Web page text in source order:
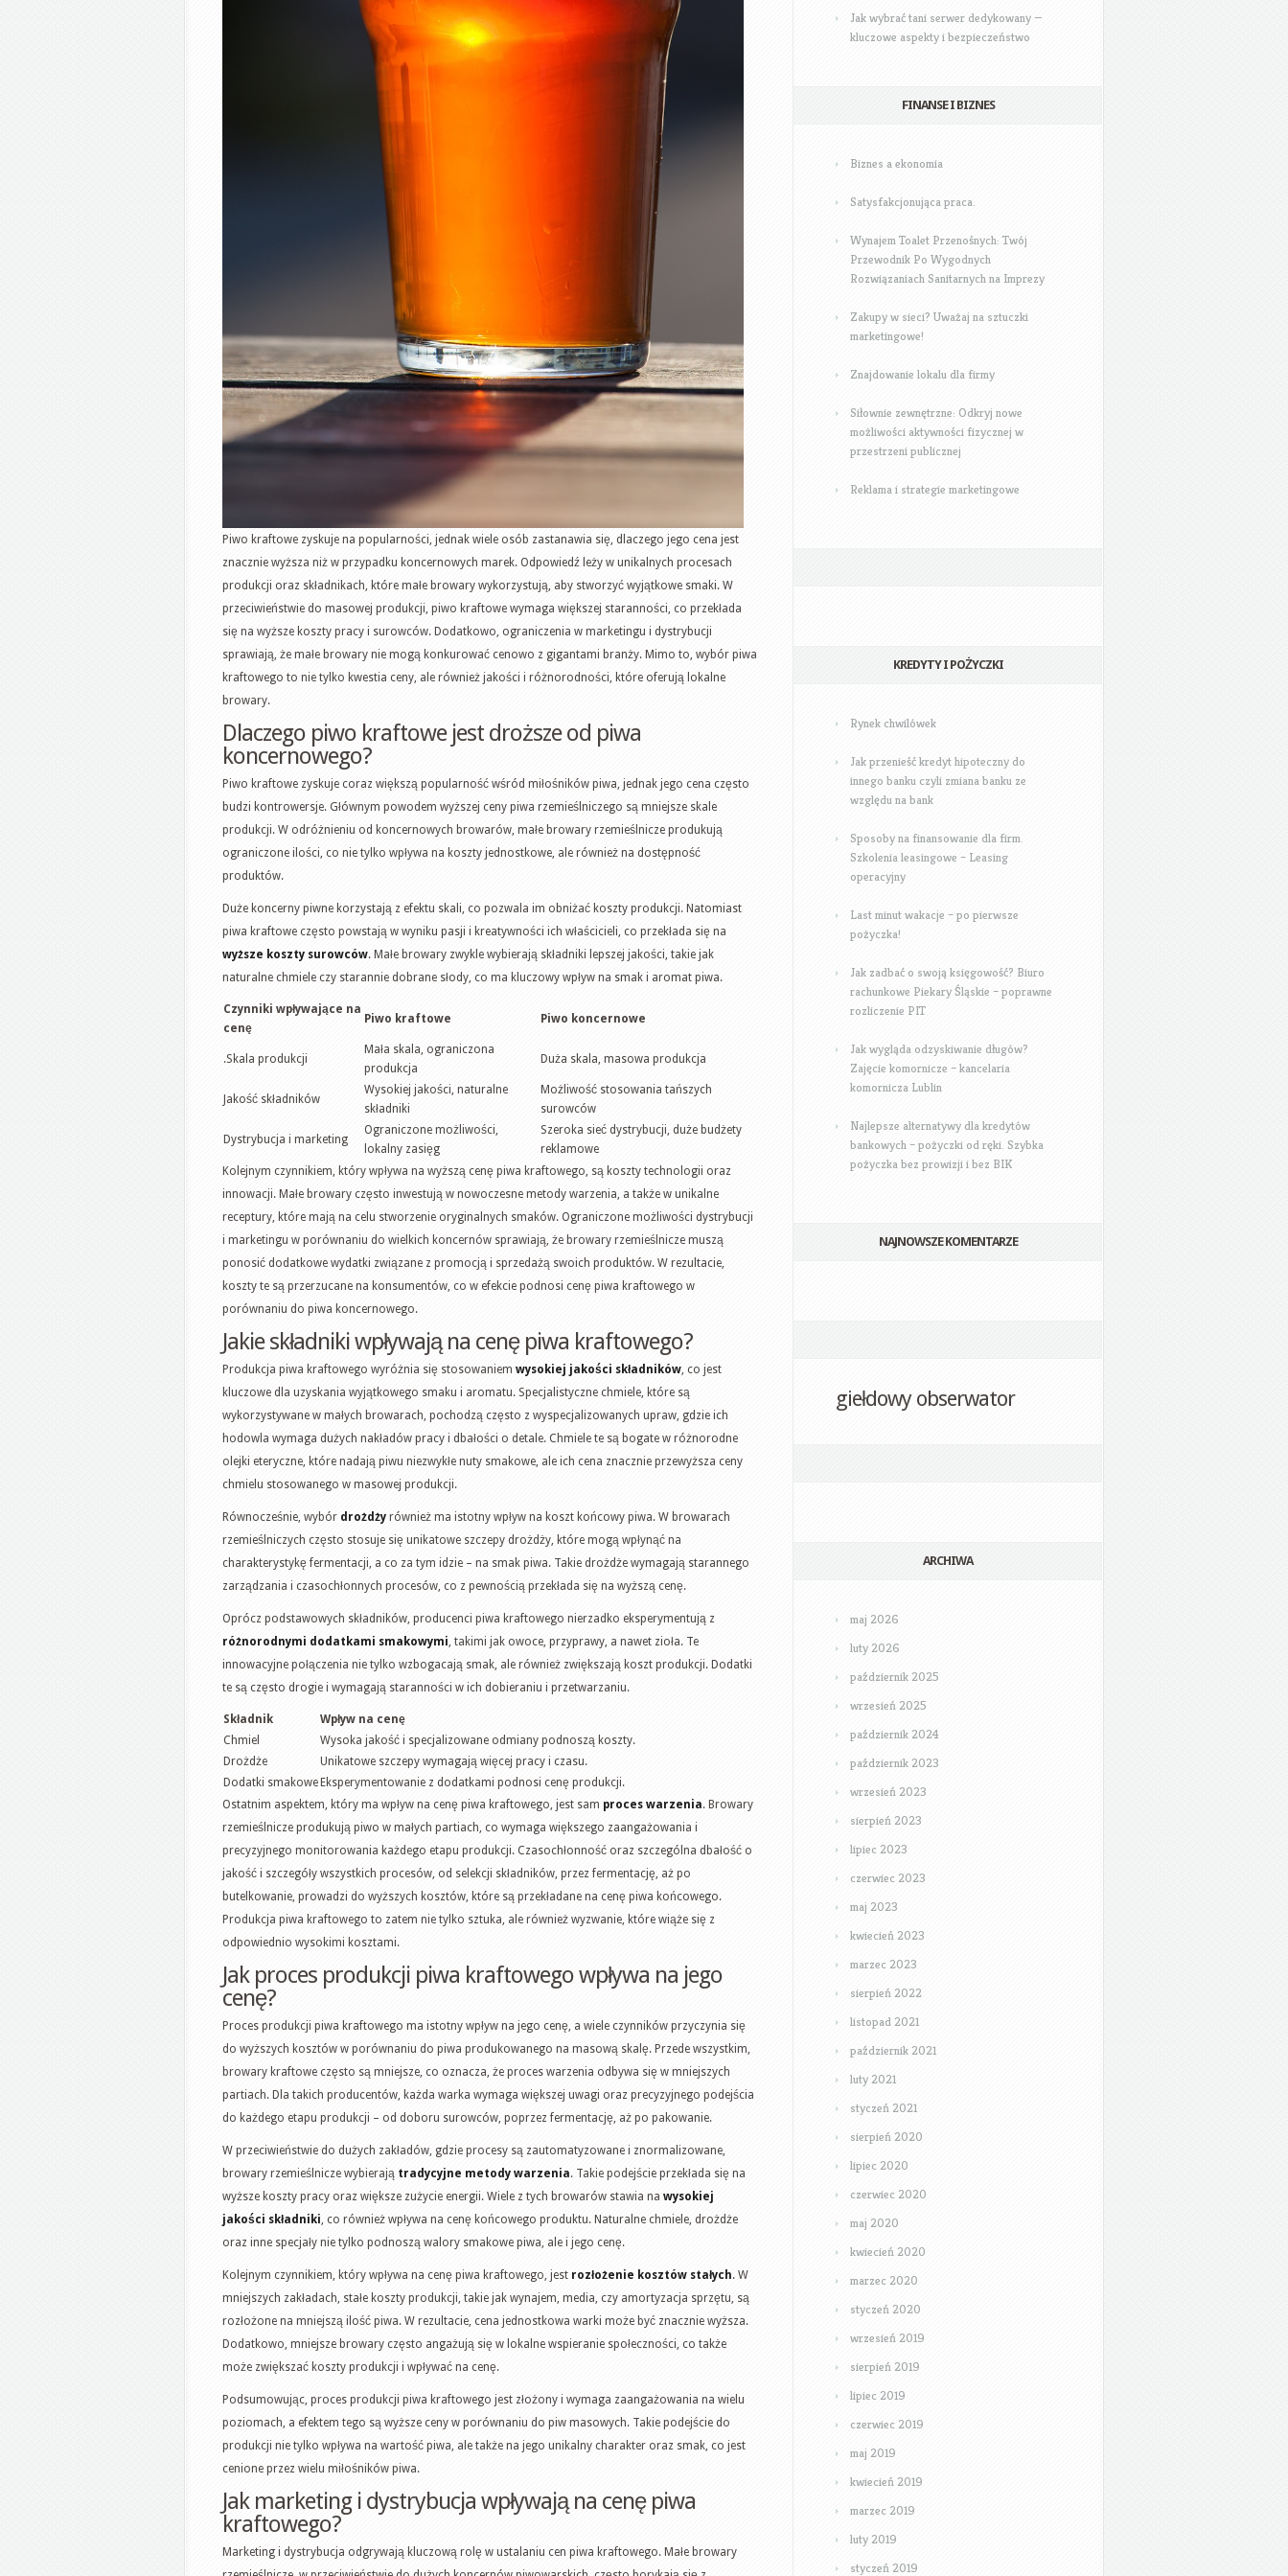
Piwo kraftowe zyskuje na popularności, jednak wiele osób zastanawia się, dlaczego jego cena jest
znacznie wyższa niż w przypadku koncernowych marek. Odpowiedź leży w unikalnych procesach
produkcji oraz składnikach, które małe browary wykorzystują, aby stworzyć wyjątkowe smaki. W
przeciwieństwie do masowej produkcji, piwo kraftowe wymaga większej staranności, co przekłada
się na wyższe koszty pracy i surowców. Dodatkowo, ograniczenia w marketingu i dystrybucji
sprawiają, że małe browary nie mogą konkurować cenowo z gigantami branży. Mimo to, wybór piwa
kraftowego to nie tylko kwestia ceny, ale również jakości i różnorodności, które oferują lokalne
browary.
Dlaczego piwo kraftowe jest droższe od piwa
koncernowego?
Piwo kraftowe zyskuje coraz większą popularność wśród miłośników piwa, jednak jego cena często
budzi kontrowersje. Głównym powodem wyższej ceny piwa rzemieślniczego są mniejsze skale
produkcji. W odróżnieniu od koncernowych browarów, małe browary rzemieślnicze produkują
ograniczone ilości, co nie tylko wpływa na koszty jednostkowe, ale również na dostępność
produktów.
Duże koncerny piwne korzystają z efektu skali, co pozwala im obniżać koszty produkcji. Natomiast
piwa kraftowe często powstają w wyniku pasji i kreatywności ich właścicieli, co przekłada się na
wyższe koszty surowców. Małe browary zwykle wybierają składniki lepszej jakości, takie jak
naturalne chmiele czy starannie dobrane słody, co ma kluczowy wpływ na smak i aromat piwa.
Czynniki wpływające na
cenę
Piwo kraftowe Piwo koncernowe
.Skala produkcji
Mała skala, ograniczona
produkcja
Duża skala, masowa produkcja
Jakość składników
Wysokiej jakości, naturalne
składniki
Możliwość stosowania tańszych
surowców
Dystrybucja i marketing
Ograniczone możliwości,
lokalny zasięg
Szeroka sieć dystrybucji, duże budżety
reklamowe
Kolejnym czynnikiem, który wpływa na wyższą cenę piwa kraftowego, są koszty technologii oraz
innowacji. Małe browary często inwestują w nowoczesne metody warzenia, a także w unikalne
receptury, które mają na celu stworzenie oryginalnych smaków. Ograniczone możliwości dystrybucji
i marketingu w porównaniu do wielkich koncernów sprawiają, że browary rzemieślnicze muszą
ponosić dodatkowe wydatki związane z promocją i sprzedażą swoich produktów. W rezultacie,
koszty te są przerzucane na konsumentów, co w efekcie podnosi cenę piwa kraftowego w
porównaniu do piwa koncernowego.
Jakie składniki wpływają na cenę piwa kraftowego?
Produkcja piwa kraftowego wyróżnia się stosowaniem wysokiej jakości składników, co jest
kluczowe dla uzyskania wyjątkowego smaku i aromatu. Specjalistyczne chmiele, które są
wykorzystywane w małych browarach, pochodzą często z wyspecjalizowanych upraw, gdzie ich
hodowla wymaga dużych nakładów pracy i dbałości o detale. Chmiele te są bogate w różnorodne
olejki eteryczne, które nadają piwu niezwykłe nuty smakowe, ale ich cena znacznie przewyższa ceny
chmielu stosowanego w masowej produkcji.
Równocześnie, wybór drożdży również ma istotny wpływ na koszt końcowy piwa. W browarach
rzemieślniczych często stosuje się unikatowe szczepy drożdży, które mogą wpłynąć na
charakterystykę fermentacji, a co za tym idzie – na smak piwa. Takie drożdże wymagają starannego
zarządzania i czasochłonnych procesów, co z pewnością przekłada się na wyższą cenę.
Oprócz podstawowych składników, producenci piwa kraftowego nierzadko eksperymentują z
różnorodnymi dodatkami smakowymi, takimi jak owoce, przyprawy, a nawet zioła. Te
innowacyjne połączenia nie tylko wzbogacają smak, ale również zwiększają koszt produkcji. Dodatki
te są często drogie i wymagają staranności w ich dobieraniu i przetwarzaniu.
Składnik
Wpływ na cenę
Chmiel
Wysoka jakość i specjalizowane odmiany podnoszą koszty.
Drożdże
Unikatowe szczepy wymagają więcej pracy i czasu.
Dodatki smakowe Eksperymentowanie z dodatkami podnosi cenę produkcji.
Ostatnim aspektem, który ma wpływ na cenę piwa kraftowego, jest sam proces warzenia. Browary
rzemieślnicze produkują piwo w małych partiach, co wymaga większego zaangażowania i
precyzyjnego monitorowania każdego etapu produkcji. Czasochłonność oraz szczególna dbałość o
jakość i szczegóły wszystkich procesów, od selekcji składników, przez fermentację, aż po
butelkowanie, prowadzi do wyższych kosztów, które są przekładane na cenę piwa końcowego.
Produkcja piwa kraftowego to zatem nie tylko sztuka, ale również wyzwanie, które wiąże się z
odpowiednio wysokimi kosztami.
Jak proces produkcji piwa kraftowego wpływa na jego
cenę?
Proces produkcji piwa kraftowego ma istotny wpływ na jego cenę, a wiele czynników przyczynia się
do wyższych kosztów w porównaniu do piwa produkowanego na masową skalę. Przede wszystkim,
browary kraftowe często są mniejsze, co oznacza, że proces warzenia odbywa się w mniejszych
partiach. Dla takich producentów, każda warka wymaga większej uwagi oraz precyzyjnego podejścia
do każdego etapu produkcji – od doboru surowców, poprzez fermentację, aż po pakowanie.
W przeciwieństwie do dużych zakładów, gdzie procesy są zautomatyzowane i znormalizowane,
browary rzemieślnicze wybierają tradycyjne metody warzenia. Takie podejście przekłada się na
wyższe koszty pracy oraz większe zużycie energii. Wiele z tych browarów stawia na wysokiej
jakości składniki, co również wpływa na cenę końcowego produktu. Naturalne chmiele, drożdże
oraz inne specjały nie tylko podnoszą walory smakowe piwa, ale i jego cenę.
Kolejnym czynnikiem, który wpływa na cenę piwa kraftowego, jest rozłożenie kosztów stałych. W
mniejszych zakładach, stałe koszty produkcji, takie jak wynajem, media, czy amortyzacja sprzętu, są
rozłożone na mniejszą ilość piwa. W rezultacie, cena jednostkowa warki może być znacznie wyższa.
Dodatkowo, mniejsze browary często angażują się w lokalne wspieranie społeczności, co także
może zwiększać koszty produkcji i wpływać na cenę.
Podsumowując, proces produkcji piwa kraftowego jest złożony i wymaga zaangażowania na wielu
poziomach, a efektem tego są wyższe ceny w porównaniu do piw masowych. Takie podejście do
produkcji nie tylko wpływa na wartość piwa, ale także na jego unikalny charakter oraz smak, co jest
cenione przez wielu miłośników piwa.
Jak marketing i dystrybucja wpływają na cenę piwa
kraftowego?
Marketing i dystrybucja odgrywają kluczową rolę w ustalaniu cen piwa kraftowego. Małe browary
Jak wybrać tani serwer dedykowany —
kluczowe aspekty i bezpieczeństwo
FINANSE I BIZNES
Biznes a ekonomia
Satysfakcjonująca praca.
Wynajem Toalet Przenośnych: Twój
Przewodnik Po Wygodnych
Rozwiązaniach Sanitarnych na Imprezy
Zakupy w sieci? Uważaj na sztuczki
marketingowe!
Znajdowanie lokalu dla firmy
Siłownie zewnętrzne: Odkryj nowe
możliwości aktywności fizycznej w
przestrzeni publicznej
Reklama i strategie marketingowe
KREDYTY I POŻYCZKI
Rynek chwilówek
Jak przenieść kredyt hipoteczny do
innego banku czyli zmiana banku ze
względu na bank
Sposoby na finansowanie dla firm.
Szkolenia leasingowe – Leasing
operacyjny
Last minut wakacje – po pierwsze
pożyczka!
Jak zadbać o swoją księgowość? Biuro
rachunkowe Piekary Śląskie – poprawne
rozliczenie PIT
Jak wygląda odzyskiwanie długów?
Zajęcie komornicze – kancelaria
komornicza Lublin
Najlepsze alternatywy dla kredytów
bankowych – pożyczki od ręki. Szybka
pożyczka bez prowizji i bez BIK
NAJNOWSZE KOMENTARZE
giełdowy obserwator
ARCHIWA
maj 2026
luty 2026
październik 2025
wrzesień 2025
październik 2024
październik 2023
wrzesień 2023
sierpień 2023
lipiec 2023
czerwiec 2023
maj 2023
kwiecień 2023
marzec 2023
sierpień 2022
listopad 2021
październik 2021
luty 2021
styczeń 2021
sierpień 2020
lipiec 2020
czerwiec 2020
maj 2020
kwiecień 2020
marzec 2020
styczeń 2020
wrzesień 2019
sierpień 2019
lipiec 2019
czerwiec 2019
maj 2019
kwiecień 2019
marzec 2019
luty 2019
styczeń 2019